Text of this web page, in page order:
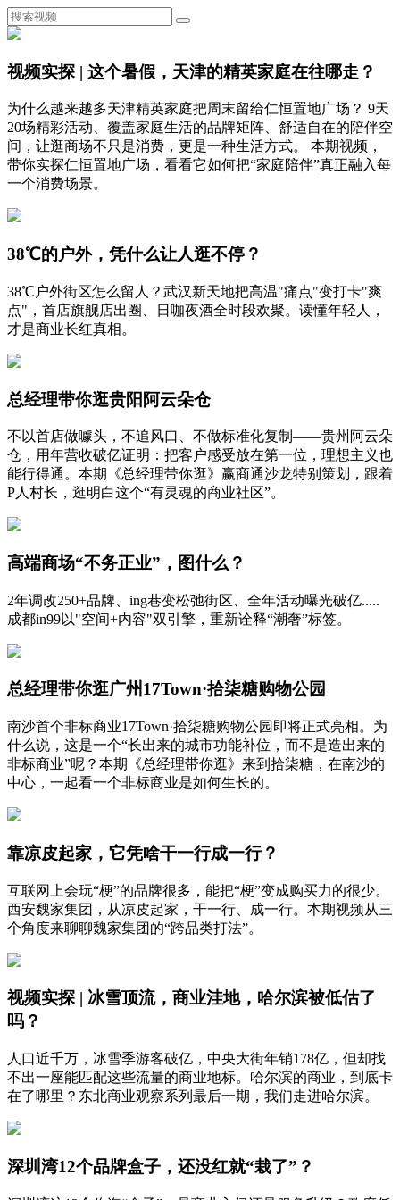
视频实探 | 这个暑假，天津的精英家庭在往哪走？
为什么越来越多天津精英家庭把周末留给仁恒置地广场？ 9天
20场精彩活动、覆盖家庭生活的品牌矩阵、舒适自在的陪伴空
间，让逛商场不只是消费，更是一种生活方式。 本期视频，
带你实探仁恒置地广场，看看它如何把“家庭陪伴”真正融入每
一个消费场景。
38℃的户外，凭什么让人逛不停？
38℃户外街区怎么留人？武汉新天地把高温"痛点"变打卡"爽
点"，首店旗舰店出圈、日咖夜酒全时段欢聚。读懂年轻人，
才是商业长红真相。
总经理带你逛贵阳阿云朵仓
不以首店做噱头，不追风口、不做标准化复制——贵州阿云朵
仓，用年营收破亿证明：把客户感受放在第一位，理想主义也
能行得通。本期《总经理带你逛》赢商通沙龙特别策划，跟着
P人村长，逛明白这个“有灵魂的商业社区”。
高端商场“不务正业”，图什么？
2年调改250+品牌、ing巷变松弛街区、全年活动曝光破亿.....
成都in99以"空间+内容"双引擎，重新诠释“潮奢”标签。
总经理带你逛广州17Town·拾柒糖购物公园
南沙首个非标商业17Town·拾柒糖购物公园即将正式亮相。为
什么说，这是一个“长出来的城市功能补位，而不是造出来的
非标商业”呢？本期《总经理带你逛》来到拾柒糖，在南沙的
中心，一起看一个非标商业是如何生长的。
靠凉皮起家，它凭啥干一行成一行？
互联网上会玩“梗”的品牌很多，能把“梗”变成购买力的很少。
西安魏家集团，从凉皮起家，干一行、成一行。本期视频从三
个角度来聊聊魏家集团的“跨品类打法”。
视频实探 | 冰雪顶流，商业洼地，哈尔滨被低估了
吗？
人口近千万，冰雪季游客破亿，中央大街年销178亿，但却找
不出一座能匹配这些流量的商业地标。哈尔滨的商业，到底卡
在了哪里？东北商业观察系列最后一期，我们走进哈尔滨。
深圳湾12个品牌盒子，还没红就“栽了”？